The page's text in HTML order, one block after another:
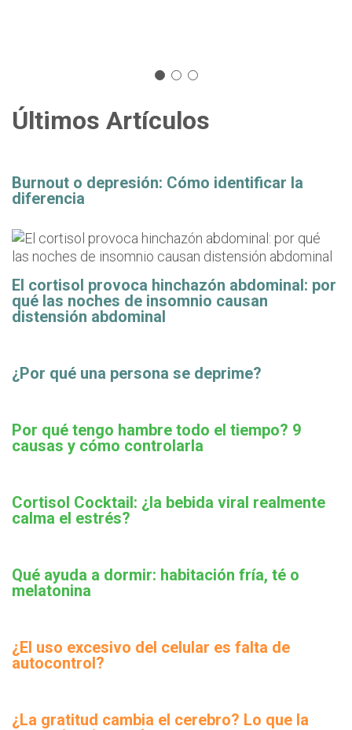
Últimos Artículos
Burnout o depresión: Cómo identificar la
diferencia
El cortisol provoca hinchazón abdominal: por
qué las noches de insomnio causan
distensión abdominal
¿Por qué una persona se deprime?
Por qué tengo hambre todo el tiempo? 9
causas y cómo controlarla
Cortisol Cocktail: ¿la bebida viral realmente
calma el estrés?
Qué ayuda a dormir: habitación fría, té o
melatonina
¿El uso excesivo del celular es falta de
autocontrol?
¿La gratitud cambia el cerebro? Lo que la